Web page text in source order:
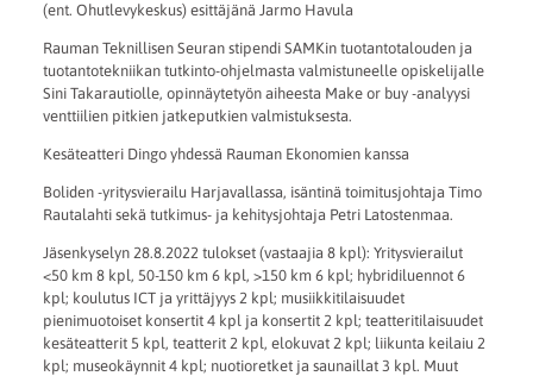
(ent. Ohutlevykeskus) esittäjänä Jarmo Havula
Rauman Teknillisen Seuran stipendi SAMKin tuotantotalouden ja
tuotantotekniikan tutkinto-ohjelmasta valmistuneelle opiskelijalle
Sini Takarautiolle, opinnäytetyön aiheesta Make or buy -analyysi
venttiilien pitkien jatkeputkien valmistuksesta.
Kesäteatteri Dingo yhdessä Rauman Ekonomien kanssa
Boliden -yritysvierailu Harjavallassa, isäntinä toimitusjohtaja Timo
Rautalahti sekä tutkimus- ja kehitysjohtaja Petri Latostenmaa.
Jäsenkyselyn 28.8.2022 tulokset (vastaajia 8 kpl): Yritysvierailut
<50 km 8 kpl, 50-150 km 6 kpl, >150 km 6 kpl; hybridiluennot 6
kpl; koulutus ICT ja yrittäjyys 2 kpl; musiikkitilaisuudet
pienimuotoiset konsertit 4 kpl ja konsertit 2 kpl; teatteritilaisuudet
kesäteatterit 5 kpl, teatterit 2 kpl, elokuvat 2 kpl; liikunta keilaiu 2
kpl; museokäynnit 4 kpl; nuotioretket ja saunaillat 3 kpl. Muut